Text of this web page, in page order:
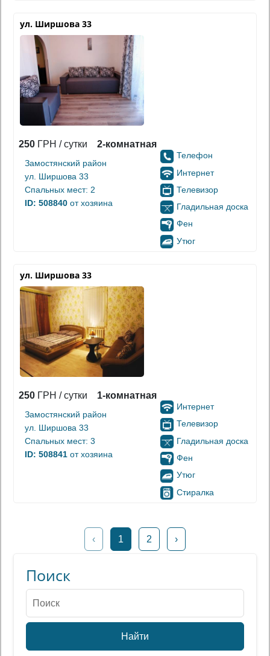
ул. Ширшова 33
250 ГРН / сутки 2-комнатная
Замостянский район
ул. Ширшова 33
Спальных мест: 2
ID: 508840 от хозяина
Телефон
Интернет
Телевизор
Гладильная доска
Фен
Утюг
ул. Ширшова 33
250 ГРН / сутки 1-комнатная
Замостянский район
ул. Ширшова 33
Спальных мест: 3
ID: 508841 от хозяина
Интернет
Телевизор
Гладильная доска
Фен
Утюг
Стиралка
‹ 1 2 ›
Поиск
Найти